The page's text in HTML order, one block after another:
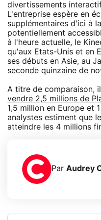
divertissements
L'entreprise espère en
supplémentaires d'ici à
potentiellement
à l'heure actuelle, le
qu'aux Etats-Unis et en
ses débuts en Asie, au
seconde quinzaine de
A titre de comparaison,
vendre 2,5 millions de
1,5 million en Europe et
analystes estiment que
atteindre les 4 millions
Par Audrey